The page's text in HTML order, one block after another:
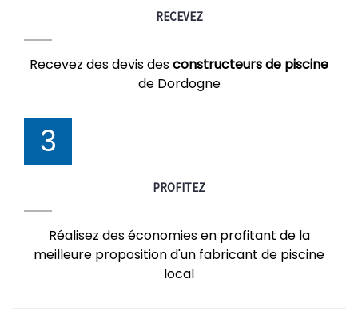
RECEVEZ
Recevez des devis desconstructeurs de piscine
de Dordogne
3
PROFITEZ
Réalisez des économies en profitant de la
meilleure proposition d'un fabricant de piscine
local